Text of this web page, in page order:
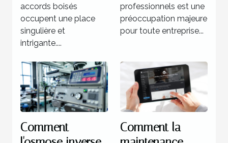
accords boisés
occupent une place
singulière et
intrigante....
professionnels est une
préoccupation majeure
pour toute entreprise...
Comment
Comment la